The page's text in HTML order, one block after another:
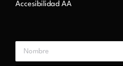
Accesibilidad AA